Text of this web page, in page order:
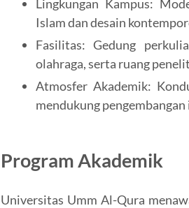
Lingkungan Kampus:
Islam dan desain
Fasilitas: Gedung
olahraga, serta ruang
Atmosfer Akademik:
mendukung
Program Akademik
Universitas Umm Al-Qura